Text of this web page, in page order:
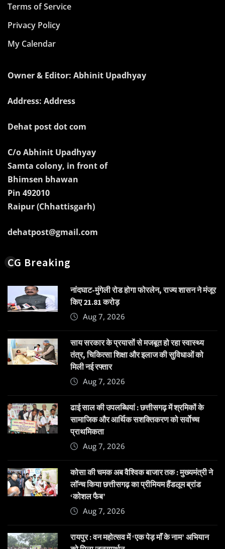
Terms of Service
Privacy Policy
My Calendar
Owner & Editor: Abhinit Upadhyay
Address: Address
Dehat post dot com
C/o Abhinit Upadhyay
Samta colony, in front of
Bhimsen bhawan
Pin 492010
Raipur (Chhattisgarh)
dehatpost@gmail.com
CG Breaking
नांदघाट-मुंगेली रोड होगा फोरलेन, राज्य शासन ने मंजूर
किए 21.81 करोड़
Aug 7, 2026
साय सरकार के प्रयासों से मजबूत हो रहा स्वास्थ्य
तंत्र, चिकित्सा शिक्षा और इलाज की सुविधाओं को
मिली नई रफ्तार
Aug 7, 2026
ढाई साल की उपलब्धियां : छत्तीसगढ़ में श्रमिकों के
सामाजिक और आर्थिक सशक्तिकरण को सर्वाेच्च
प्राथमिकता
Aug 7, 2026
कोसा की चमक अब वैश्विक बाजार तक : मुख्यमंत्री ने
लॉन्च किया छत्तीसगढ़ का प्रीमियम हैंडलूम ब्रांड
‘कोशल फैब’
Aug 7, 2026
रायपुर : वन महोत्सव में ‘एक पेड़ माँ के नाम’ अभियान